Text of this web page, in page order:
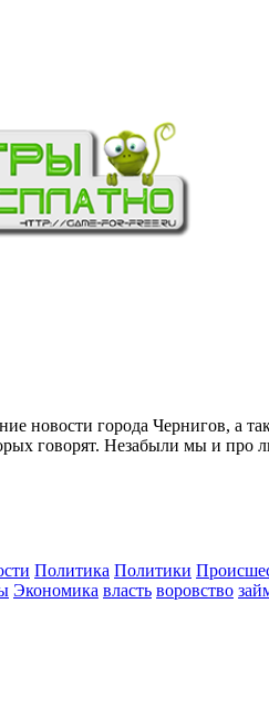
новости города Чернигов, а
говорят. Незабыли мы и про
Политика Политики
Экономика власть воровство